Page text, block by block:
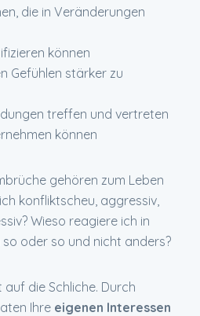
die in Veränderungen
können
Gefühlen stärker zu
treffen und vertreten
können
gehören zum Leben
konfliktscheu, aggressiv,
Wieso reagiere ich in
oder so und nicht anders?
auf die Schliche. Durch
Ihre eigenen Interessen